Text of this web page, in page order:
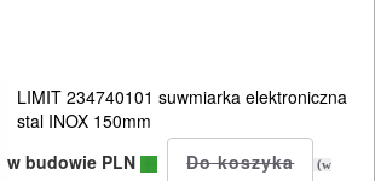
LIMIT 234740101 suwmiarka elektroniczna
stal INOX 150mm
w budowie PLN
(w